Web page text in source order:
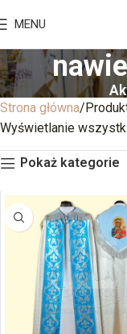
MENU
Strona główna
Wyświetlanie
Pokaż kategorie